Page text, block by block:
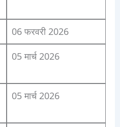
06 फरवरी 2026
05 मार्च 2026
05 मार्च 2026